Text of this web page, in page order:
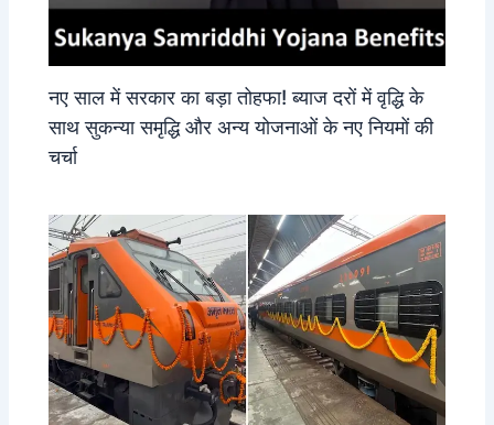
नए साल में सरकार का बड़ा तोहफा! ब्याज दरों में वृद्धि के
साथ सुकन्या समृद्धि और अन्य योजनाओं के नए नियमों की
चर्चा